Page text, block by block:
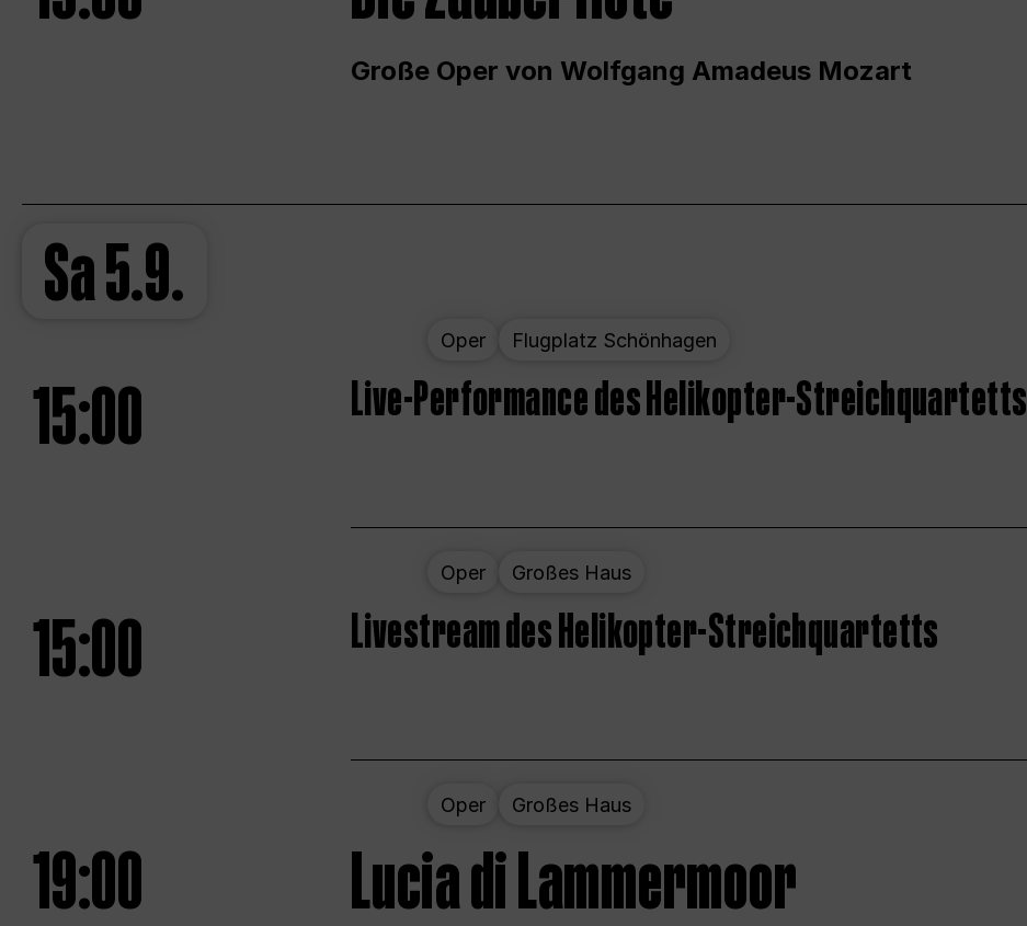
Große Oper von Wolfgang Amadeus Mozart
Sa5.9.
Oper Flugplatz Schönhagen
15:00 Live-Performance des Helikopter-Streichquartetts
Oper Großes Haus
15:00 Livestream des Helikopter-Streichquartetts
Oper Großes Haus
19:00 Lucia di Lammermoor